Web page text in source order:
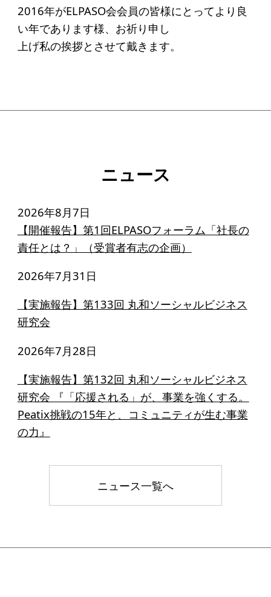
寄付のお願い
お手続き
寄付支援者
2016年がELPASO会会員の皆様にとってより良
い年であります様、お祈り申し
上げ私の挨拶とさせて戴きます。
ニュース
2026年8月7日
【開催報告】第1回ELPASOフォーラム「社長の
責任とは？」（受賞者有志の企画）
2026年7月31日
【実施報告】第133回 丸和ソーシャルビジネス
研究会
2026年7月28日
【実施報告】第132回 丸和ソーシャルビジネス
研究会 『「応援される」が、事業を強くする。
Peatix挑戦の15年と、コミュニティが生む事業
の力』
ニュース一覧へ